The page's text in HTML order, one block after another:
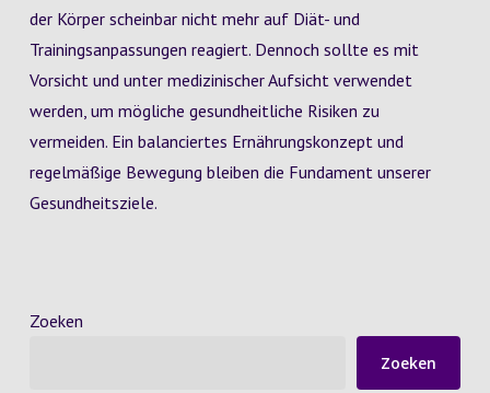
der Körper scheinbar nicht mehr auf Diät- und
Trainingsanpassungen reagiert. Dennoch sollte es mit
Vorsicht und unter medizinischer Aufsicht verwendet
werden, um mögliche gesundheitliche Risiken zu
vermeiden. Ein balanciertes Ernährungskonzept und
regelmäßige Bewegung bleiben die Fundament unserer
Gesundheitsziele.
Zoeken
Zoeken